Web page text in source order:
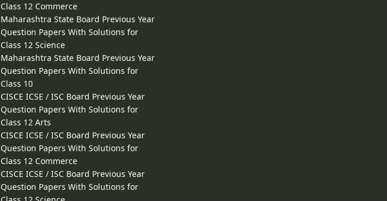
Class 12 Commerce
Maharashtra State Board Previous Year
Question Papers With Solutions for
Class 12 Science
Maharashtra State Board Previous Year
Question Papers With Solutions for
Class 10
CISCE ICSE / ISC Board Previous Year
Question Papers With Solutions for
Class 12 Arts
CISCE ICSE / ISC Board Previous Year
Question Papers With Solutions for
Class 12 Commerce
CISCE ICSE / ISC Board Previous Year
Question Papers With Solutions for